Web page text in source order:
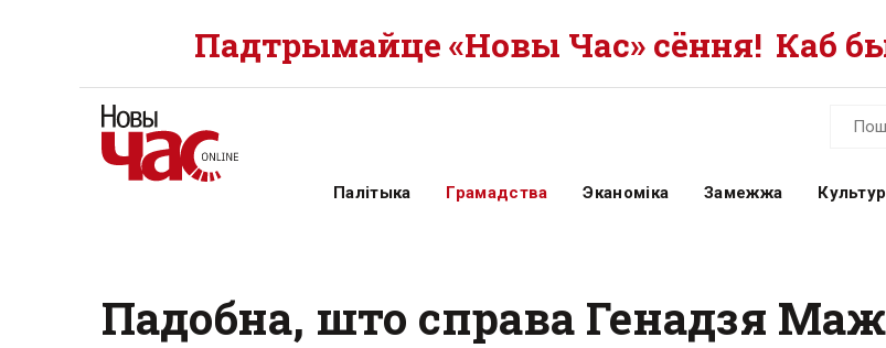
Падтрымайце «Новы Час» сёння! Каб
Палітыка Грамадства Эканоміка Замежжа
Падобна, што справа Генадзя